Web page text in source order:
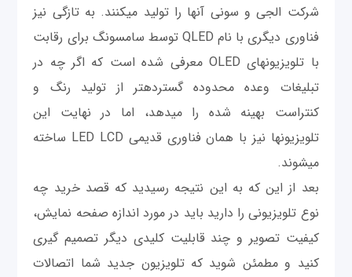
شرکت ال‎جی و سونی آنها را تولید می‎کنند. به تازگی نیز
فناوری دیگری با نام QLED توسط سامسونگ برای رقابت
با تلویزیون‎های OLED معرفی شده است که اگر چه در
تبلیغات وعده محدوده گسترده‎تر از تولید رنگ و
کنتراست بهینه شده را میدهد، اما در نهایت این
تلویزیون‎ها نیز با همان فناوری قدیمی LED LCD ساخته
می‎شوند.
بعد از این که به این نتیجه رسیدید که قصد خرید چه
نوع تلویزیونی را دارید باید در مورد اندازه صفحه نمایش،
کیفیت تصویر و چند قابلیت کلیدی دیگر تصمیم گیری
کنید و مطمئن شوید که تلویزیون جدید شما اتصالات